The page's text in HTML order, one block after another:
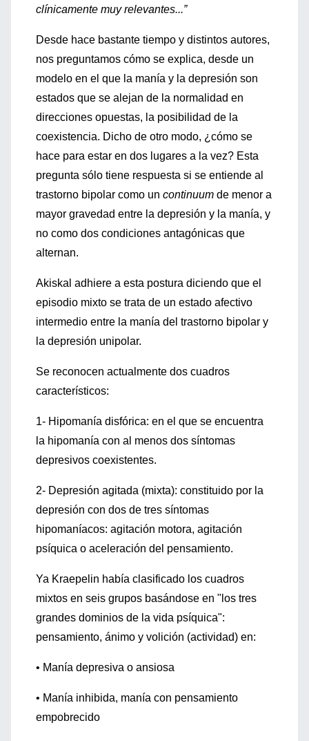
clínicamente muy relevantes...”
Desde hace bastante tiempo y distintos autores,
nos preguntamos cómo se explica, desde un
modelo en el que la manía y la depresión son
estados que se alejan de la normalidad en
direcciones opuestas, la posibilidad de la
coexistencia. Dicho de otro modo, ¿cómo se
hace para estar en dos lugares a la vez? Esta
pregunta sólo tiene respuesta si se entiende al
trastorno bipolar como un continuum de menor a
mayor gravedad entre la depresión y la manía, y
no como dos condiciones antagónicas que
alternan.
Akiskal adhiere a esta postura diciendo que el
episodio mixto se trata de un estado afectivo
intermedio entre la manía del trastorno bipolar y
la depresión unipolar.
Se reconocen actualmente dos cuadros
característicos:
1- Hipomanía disfórica: en el que se encuentra
la hipomanía con al menos dos síntomas
depresivos coexistentes.
2- Depresión agitada (mixta): constituido por la
depresión con dos de tres síntomas
hipomaníacos: agitación motora, agitación
psíquica o aceleración del pensamiento.
Ya Kraepelin había clasificado los cuadros
mixtos en seis grupos basándose en "los tres
grandes dominios de la vida psíquica":
pensamiento, ánimo y volición (actividad) en:
• Manía depresiva o ansiosa
• Manía inhibida, manía con pensamiento
empobrecido